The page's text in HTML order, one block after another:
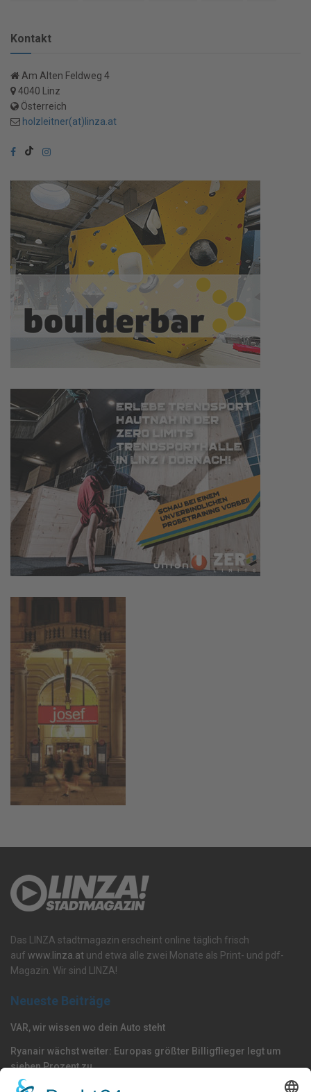
Kontakt
Am Alten Feldweg 4
4040 Linz
Österreich
holzleitner(at)linza.at
Das LINZA stadtmagazin erscheint online täglich frisch
auf www.linza.at und etwa alle zwei Monate als Print- und pdf-
Magazin. Wir sind LINZA!
Neueste Beiträge
VAR, wir wissen wo dein Auto steht
Ryanair wächst weiter: Europas größter Billigflieger legt um
sieben Prozent zu